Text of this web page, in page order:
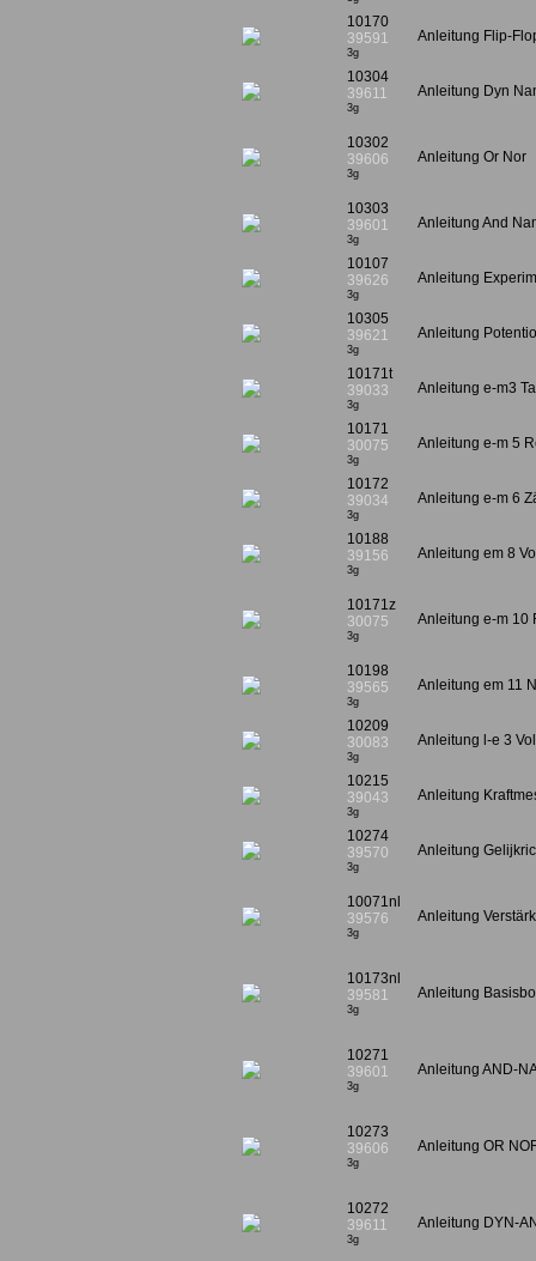
10170
39591
3g
Anleitung Flip-
10304
39611
3g
Anleitung Dyn
10302
39606
3g
Anleitung Or Nor
10303
39601
3g
Anleitung And
10107
39626
3g
Anleitung
10305
39621
3g
Anleitung
10171t
39033
3g
Anleitung e-m3
10171
30075
3g
Anleitung e-m 5
10172
39034
3g
Anleitung e-m 6
10188
39156
3g
Anleitung em 8
10171z
30075
3g
Anleitung e-m 10
10198
39565
3g
Anleitung em 11
10209
30083
3g
Anleitung l-e 3
10215
39043
3g
Anleitung
10274
39570
3g
Anleitung
10071nl
39576
3g
Anleitung
10173nl
39581
3g
Anleitung
10271
39601
3g
Anleitung AND-
10273
39606
3g
Anleitung OR
10272
39611
3g
Anleitung DYN-